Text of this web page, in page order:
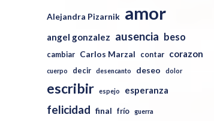
Alejandra Pizarnik amor
angel gonzalez ausencia beso
cambiar Carlos Marzal contar corazon
cuerpo decir desencanto deseo dolor
escribir espejo esperanza
felicidad final frío guerra